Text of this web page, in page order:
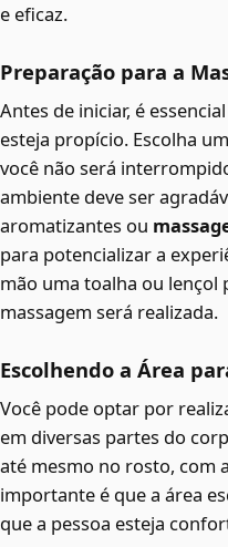
e eficaz.
Preparação para a
Antes de iniciar, é
esteja propício. Escolha
você não será
ambiente deve ser
aromatizantes ou
para potencializar a
mão uma toalha ou lençol
massagem será realizada.
Escolhendo a Área
Você pode optar por
em diversas partes do
até mesmo no rosto, com a
importante é que a área
que a pessoa esteja